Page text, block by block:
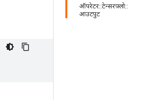
ऑपरेटर::टेन्सरफ़्लो::
आउटपुट